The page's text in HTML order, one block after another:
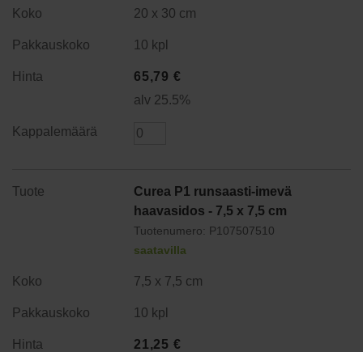
20 x 30 cm
10 kpl
65,79 €
alv 25.5%
Curea P1 runsaasti-imevä
haavasidos - 7,5 x 7,5 cm
Tuotenumero: P107507510
saatavilla
7,5 x 7,5 cm
10 kpl
21,25 €